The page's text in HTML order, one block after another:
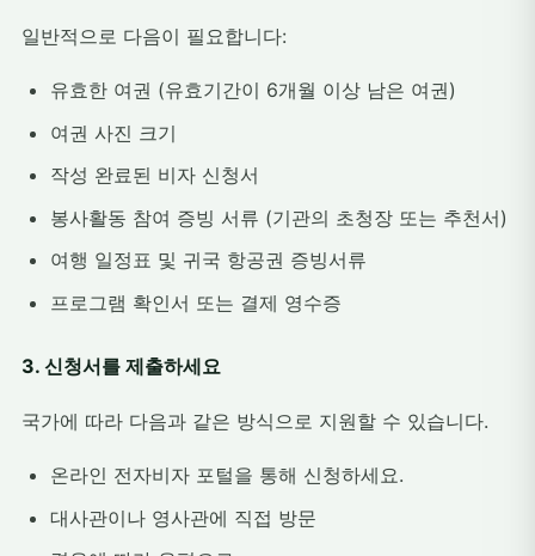
일반적으로 다음이 필요합니다:
유효한 여권 (유효기간이 6개월 이상 남은 여권)
여권 사진 크기
작성 완료된 비자 신청서
봉사활동 참여 증빙 서류 (기관의 초청장 또는 추천서)
여행 일정표 및 귀국 항공권 증빙서류
프로그램 확인서 또는 결제 영수증
3. 신청서를 제출하세요
국가에 따라 다음과 같은 방식으로 지원할 수 있습니다.
온라인 전자비자 포털을 통해 신청하세요.
대사관이나 영사관에 직접 방문